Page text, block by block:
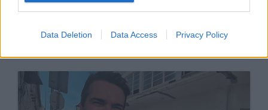
Data Deletion Data Access Privacy Policy
Nova direção entrou logo ao trabalho